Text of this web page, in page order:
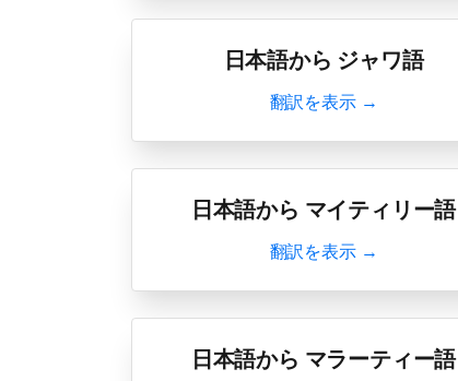
日本語から ジャワ語
翻訳を表示 →
日本語から マイティリー語
翻訳を表示 →
日本語から マラーティー語